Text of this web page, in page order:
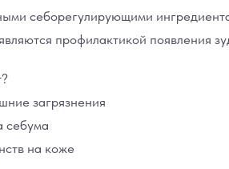
себорегулирующими
профилактикой появления
загрязнения
себума
на коже